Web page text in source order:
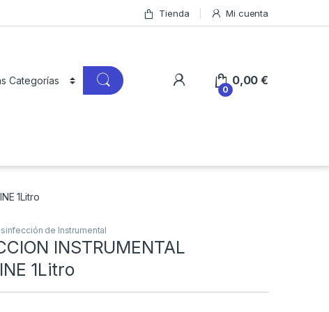
Tienda Mi cuenta
0
0,00€
1Litro
de Instrumental
INSTRUMENTAL
1Litro